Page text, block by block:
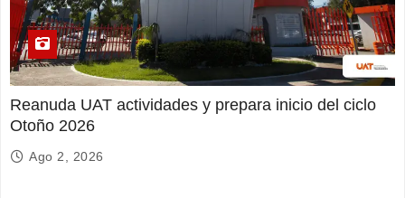
Reanuda UAT actividades y prepara inicio del ciclo
Otoño 2026
Ago 2, 2026